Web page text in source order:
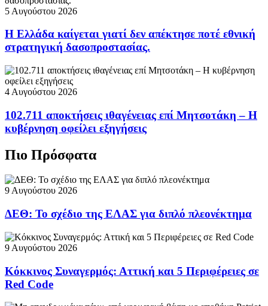
5 Αυγούστου 2026
Η Ελλάδα καίγεται γιατί δεν απέκτησε ποτέ εθνική
στρατηγική δασοπροστασίας.
4 Αυγούστου 2026
102.711 αποκτήσεις ιθαγένειας επί Μητσοτάκη – Η
κυβέρνηση οφείλει εξηγήσεις
Πιο Πρόσφατα
9 Αυγούστου 2026
ΔΕΘ: Το σχέδιο της ΕΛΑΣ για διπλό πλεονέκτημα
9 Αυγούστου 2026
Κόκκινος Συναγερμός: Αττική και 5 Περιφέρειες σε
Red Code